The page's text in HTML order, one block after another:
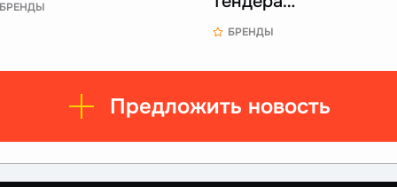
БРЕНДЫ
БРЕНДЫ
Предложить новость